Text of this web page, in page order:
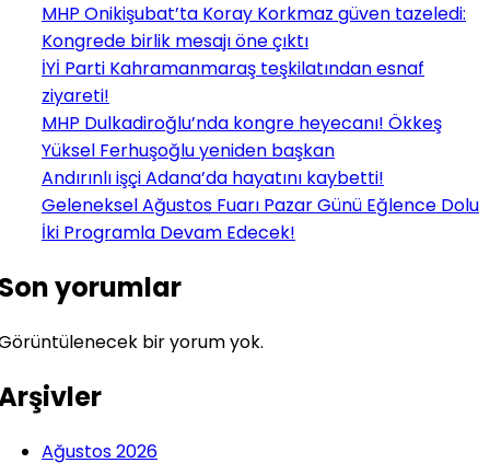
MHP Onikişubat’ta Koray Korkmaz güven tazeledi:
Kongrede birlik mesajı öne çıktı
İYİ Parti Kahramanmaraş teşkilatından esnaf
ziyareti!
MHP Dulkadiroğlu’nda kongre heyecanı! Ökkeş
Yüksel Ferhuşoğlu yeniden başkan
Andırınlı işçi Adana’da hayatını kaybetti!
Geleneksel Ağustos Fuarı Pazar Günü Eğlence Dolu
İki Programla Devam Edecek!
yorumlar
bir yorum yok.
Ağustos 2026